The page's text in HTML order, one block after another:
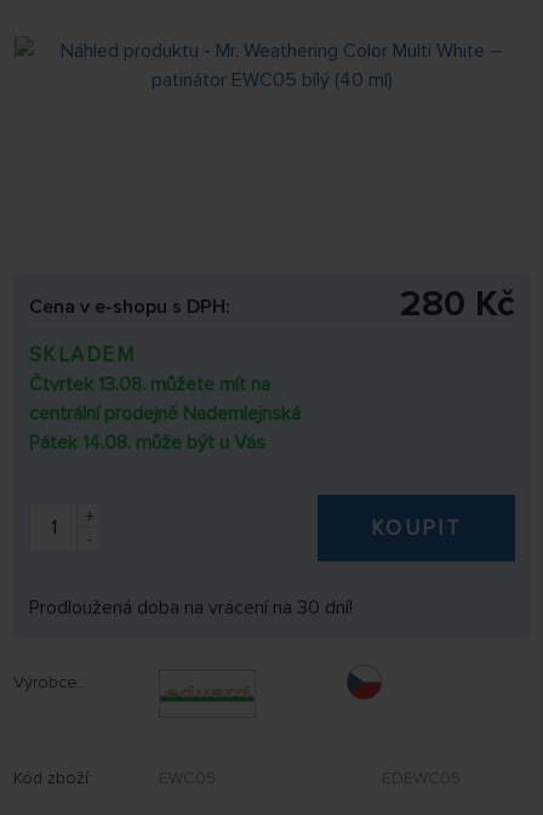
Cena v e-shopu s DPH: 280 Kč
SKLADEM
Čtvrtek 13.08. můžete mít na
centrální prodejně Nademlejnská
Pátek 14.08. může být u Vás
+
-
KOUPIT
Prodloužená doba na vrácení na 30 dní!
Výrobce:
Kód zboží: EWC05 EDEWC05